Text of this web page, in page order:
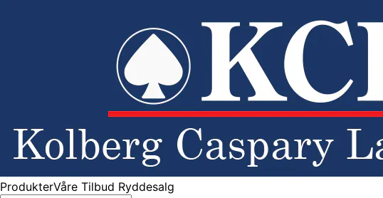
ProdukterVåre Tilbud Ryddesalg